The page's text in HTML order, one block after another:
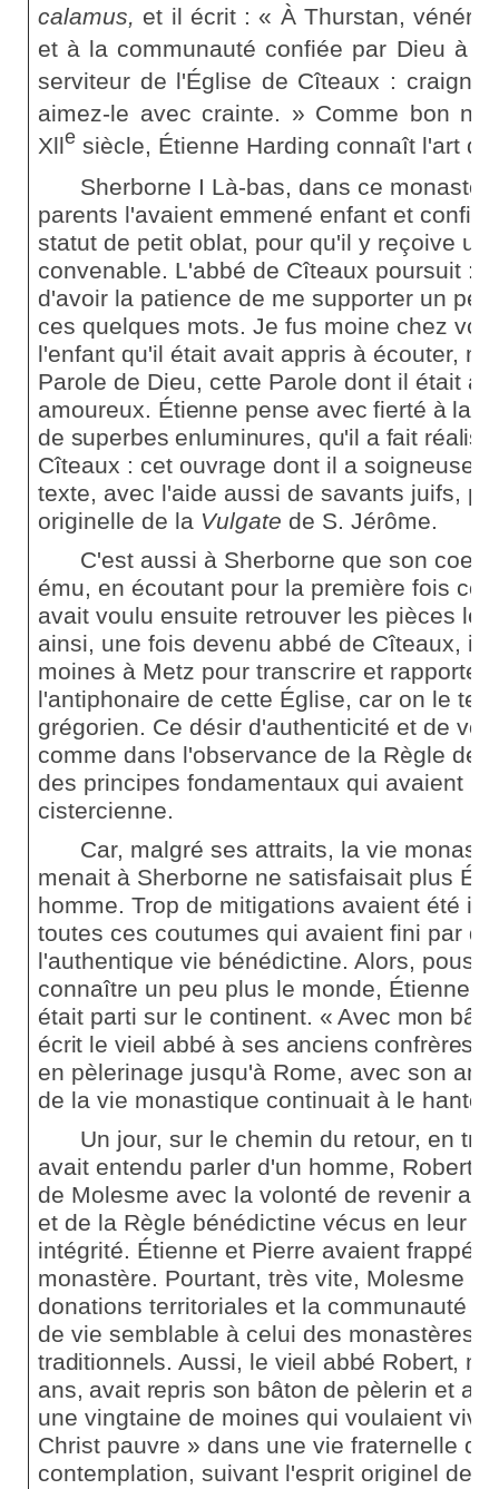
calamus, et il écrit : « À Thurstan,
et à la communauté confiée par Dieu à
serviteur de l'Église de Cîteaux :
aimez-le avec crainte. » Comme bon
Xlle siècle, Étienne Harding connaît l'art
Sherborne I Là-bas, dans ce
parents l'avaient emmené enfant et confié
statut de petit oblat, pour qu'il y reçoive
convenable. L'abbé de Cîteaux poursuit :
d'avoir la patience de me supporter un
ces quelques mots. Je fus moine chez
l'enfant qu'il était avait appris à écouter,
Parole de Dieu, cette Parole dont il était
amoureux. Étienne pense avec fierté à la
de superbes enluminures, qu'il a fait
Cîteaux : cet ouvrage dont il a
texte, avec l'aide aussi de savants juifs,
originelle de la Vulgate de S. Jérôme.
C'est aussi à Sherborne que son
ému, en écoutant pour la première fois ce
avait voulu ensuite retrouver les pièces
ainsi, une fois devenu abbé de Cîteaux, il
moines à Metz pour transcrire et rapporter
l'antiphonaire de cette Église, car on le
grégorien. Ce désir d'authenticité et de
comme dans l'observance de la Règle de
des principes fondamentaux qui avaient
cistercienne.
Car, malgré ses attraits, la vie
menait à Sherborne ne satisfaisait plus
homme. Trop de mitigations avaient été
toutes ces coutumes qui avaient fini par
l'authentique vie bénédictine. Alors,
connaître un peu plus le monde, Étienne
était parti sur le continent. « Avec mon
écrit le vieil abbé à ses anciens confrères
en pèlerinage jusqu'à Rome, avec son
de la vie monastique continuait à le hanter.
Un jour, sur le chemin du retour, en
avait entendu parler d'un homme, Robert,
de Molesme avec la volonté de revenir
et de la Règle bénédictine vécus en leur
intégrité. Étienne et Pierre avaient frappé
monastère. Pourtant, très vite, Molesme
donations territoriales et la communauté
de vie semblable à celui des monastères
traditionnels. Aussi, le vieil abbé Robert,
ans, avait repris son bâton de pèlerin et
une vingtaine de moines qui voulaient
Christ pauvre » dans une vie fraternelle
contemplation, suivant l'esprit originel de